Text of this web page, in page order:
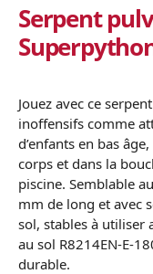
Serpent
Jouez avec ce serpent
inoffensifs comme
d’enfants en bas
corps et dans la
piscine. Semblable
mm de long et avec
sol, stables à utiliser
au sol R8214EN-E-
durable.